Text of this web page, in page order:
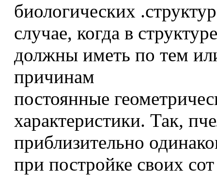
биологических
случае, когда в
должны иметь по тем
причинам
постоянные
характеристики. Так,
приблизительно
при постройке своих